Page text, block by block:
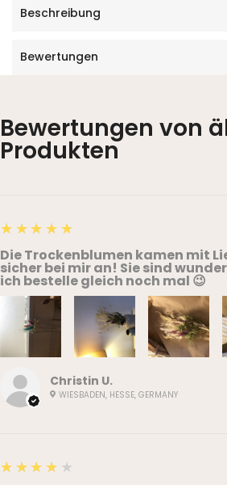
Beschreibung
Bewertungen
Bewertungen von
Produkten
Christin U.
WIESBADEN, HESSE, GERMANY
5
★★★★★
Die Trockenblumen kamen mit
sicher bei mir an! Sie sind
ich bestelle gleich noch mal 😉
4
★★★★★